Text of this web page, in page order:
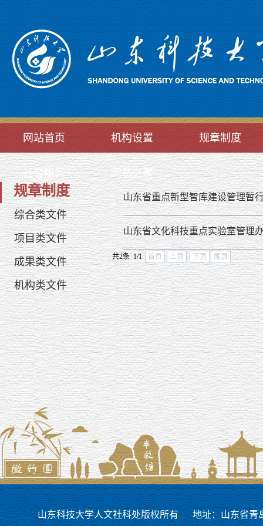
网站首页 机构设置 规章制度
社会服务 党员之家
规章制度
综合类文件
项目类文件
成果类文件
机构类文件
山东省重点新型智库建设管理暂
山东省文化科技重点实验室管理
共2条 1/1 首页 上页 下页 尾页
山东科技大学人文社科处版权所有 地址：山东省